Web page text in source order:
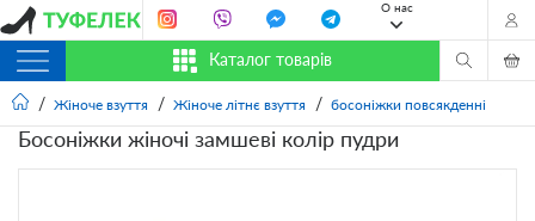
О нас
Каталог товарів
Жіноче взуття Жіноче літнє взуття босоніжки повсякденні
Босоніжки жіночі замшеві колір пудри